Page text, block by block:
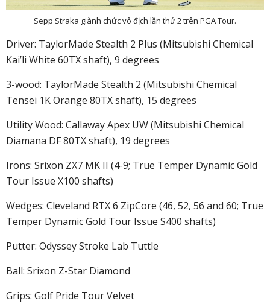
Sepp Straka giành chức vô địch lần thứ 2 trên PGA Tour.
Driver: TaylorMade Stealth 2 Plus (Mitsubishi Chemical
Kai’li White 60TX shaft), 9 degrees
3-wood: TaylorMade Stealth 2 (Mitsubishi Chemical
Tensei 1K Orange 80TX shaft), 15 degrees
Utility Wood: Callaway Apex UW (Mitsubishi Chemical
Diamana DF 80TX shaft), 19 degrees
Irons: Srixon ZX7 MK II (4-9; True Temper Dynamic Gold
Tour Issue X100 shafts)
Wedges: Cleveland RTX 6 ZipCore (46, 52, 56 and 60; True
Temper Dynamic Gold Tour Issue S400 shafts)
Putter: Odyssey Stroke Lab Tuttle
Ball: Srixon Z-Star Diamond
Grips: Golf Pride Tour Velvet